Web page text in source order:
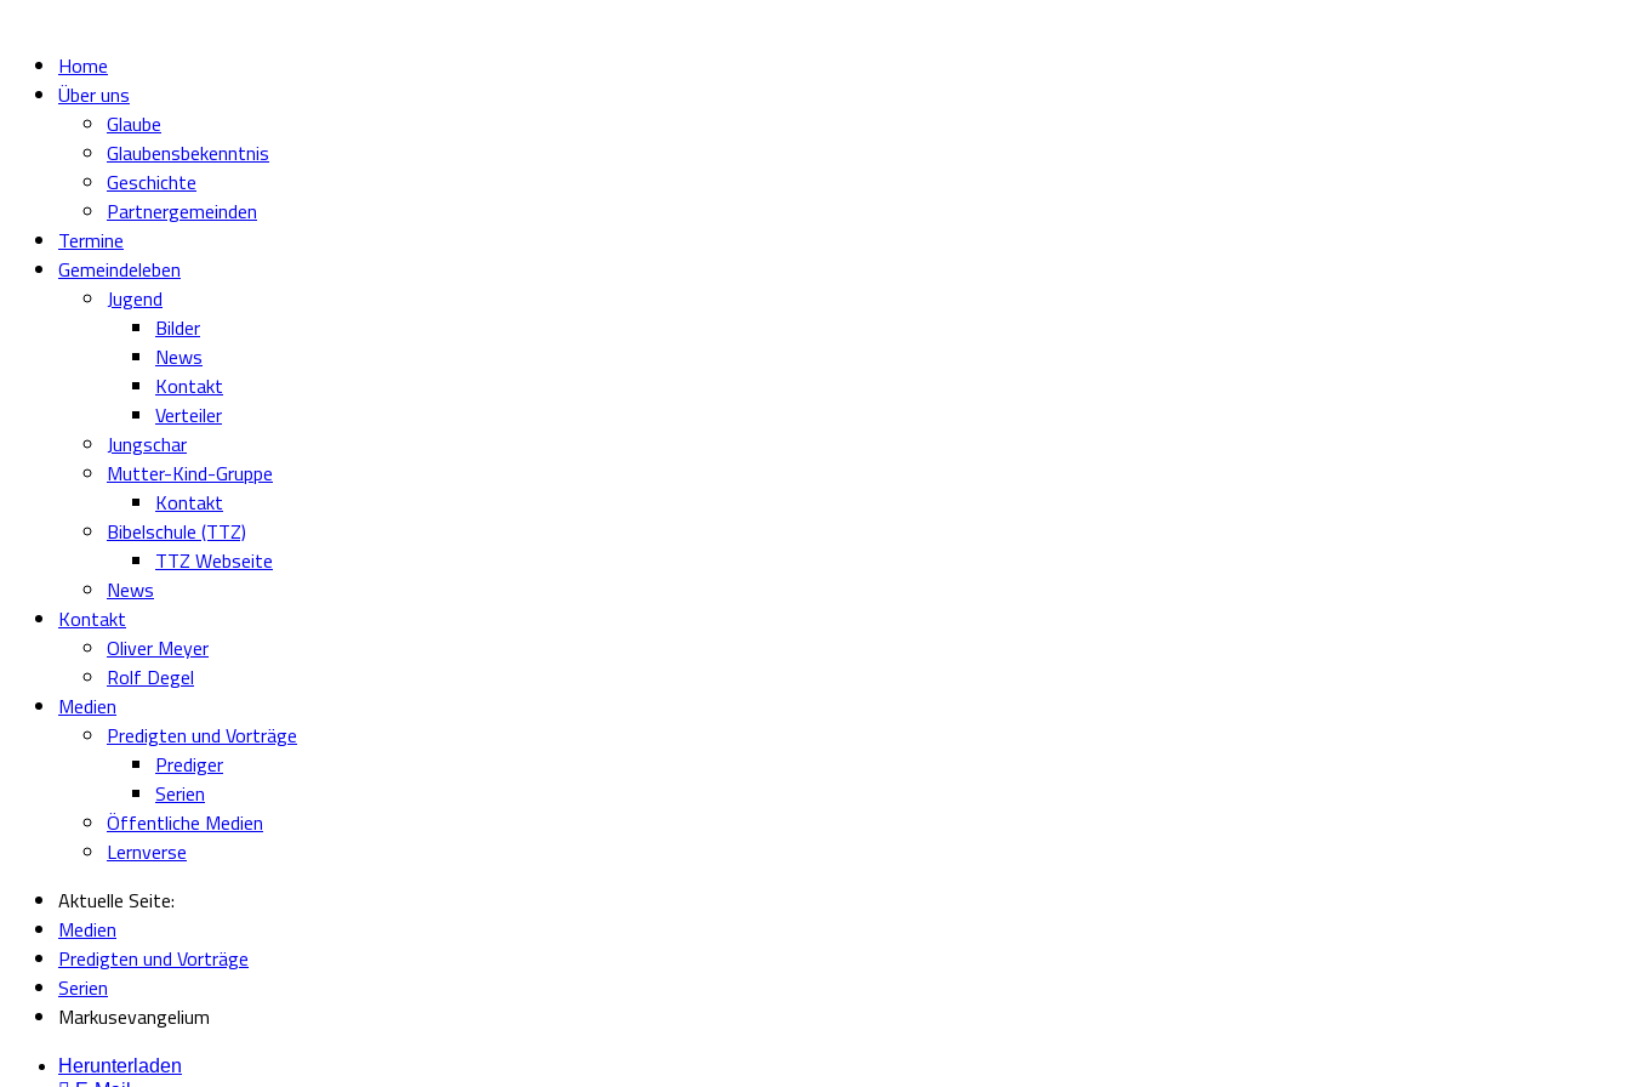
Home
Über uns
Glaube
Glaubensbekenntnis
Geschichte
Partnergemeinden
Termine
Gemeindeleben
Jugend
Bilder
News
Kontakt
Verteiler
Jungschar
Mutter-Kind-Gruppe
Kontakt
Bibelschule (TTZ)
TTZ Webseite
News
Kontakt
Oliver Meyer
Rolf Degel
Medien
Predigten und Vorträge
Prediger
Serien
Öffentliche Medien
Lernverse
Aktuelle Seite:
Medien
Predigten und Vorträge
Serien
Markusevangelium
Herunterladen